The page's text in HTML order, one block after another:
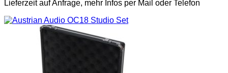
Lieferzeit auf Anfrage, mehr Infos per Mail oder Telefon